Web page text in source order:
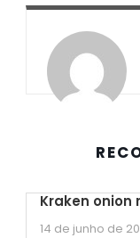
Kraken onion
14 de junho de